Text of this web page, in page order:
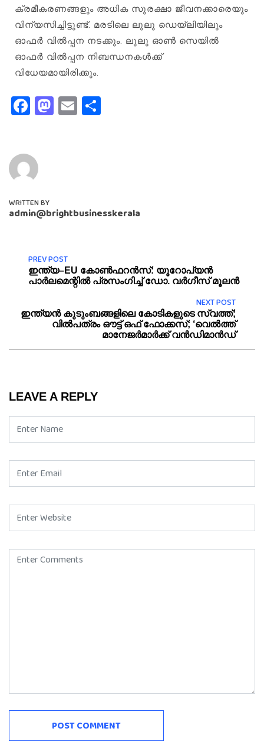
ക്രമീകരണങ്ങളും അധിക സുരക്ഷാ ജീവനക്കാരെയും
വിന്യസിച്ചിട്ടുണ്ട്. മരടിലെ ലുലു ഡെയ്ലിയിലും
ഓഫർ വിൽപ്പന നടക്കും. ലുലു ഓൺ സെയിൽ
ഓഫർ വിൽപ്പന നിബന്ധനകൾക്ക്
വിധേയമായിരിക്കും.
Facebook
Mastodon
Email
WRITTEN BY
admin@brightbusinesskerala
PREV POST
ഇന്ത്യ–EU കോൺഫറൻസ്: യൂറോപ്യൻ
പാർലമെന്റിൽ പ്രസംഗിച്ച് ഡോ. വർഗീസ് മൂലൻ
NEXT POST
ഇന്ത്യൻ കു‌ടുംബങ്ങളിലെ കോടികളുടെ സ്വത്ത്‌;
വിൽപത്രം ഔട്ട് ഒഫ് ഫോക്കസ്‌; ‘വെൽത്ത്
മാനേജർമാർക്ക്‌ വൻഡിമാൻഡ്‌
LEAVE A REPLY